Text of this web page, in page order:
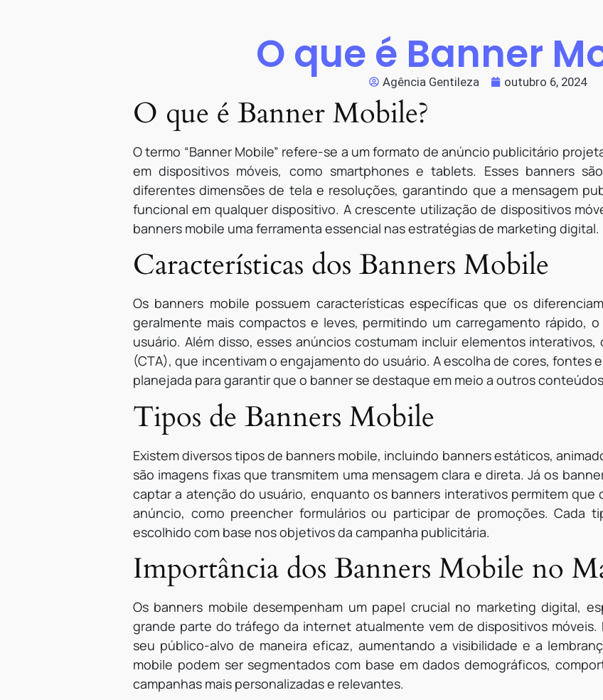
O que é Banner
Agência Gentileza outubro 6, 2024
O que é Banner Mobile?
O termo “Banner Mobile” refere-se a um formato de anúncio publicitário
em dispositivos móveis, como smartphones e tablets. Esses banners
diferentes dimensões de tela e resoluções, garantindo que a mensagem
funcional em qualquer dispositivo. A crescente utilização de dispositivos
banners mobile uma ferramenta essencial nas estratégias de marketing digital.
Características dos Banners Mobile
Os banners mobile possuem características específicas que os
geralmente mais compactos e leves, permitindo um carregamento rápido,
usuário. Além disso, esses anúncios costumam incluir elementos
(CTA), que incentivam o engajamento do usuário. A escolha de cores, fontes
planejada para garantir que o banner se destaque em meio a outros
Tipos de Banners Mobile
Existem diversos tipos de banners mobile, incluindo banners estáticos,
são imagens fixas que transmitem uma mensagem clara e direta. Já os
captar a atenção do usuário, enquanto os banners interativos permitem
anúncio, como preencher formulários ou participar de promoções. Cada
escolhido com base nos objetivos da campanha publicitária.
Importância dos Banners Mobile no
Os banners mobile desempenham um papel crucial no marketing digital,
grande parte do tráfego da internet atualmente vem de dispositivos móveis.
seu público-alvo de maneira eficaz, aumentando a visibilidade e a
mobile podem ser segmentados com base em dados demográficos,
campanhas mais personalizadas e relevantes.